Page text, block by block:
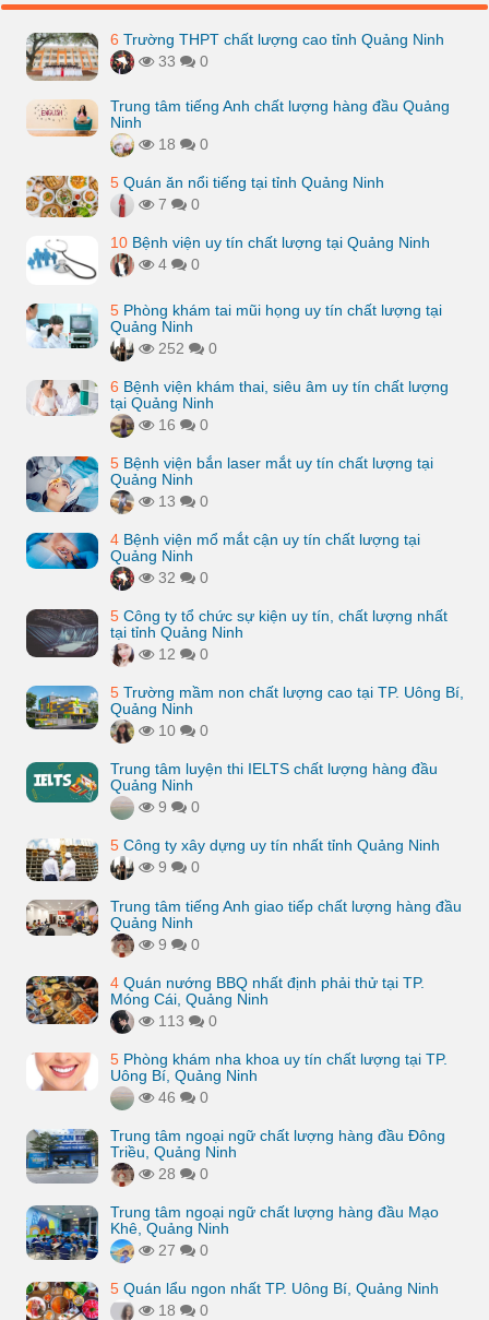
6 Trường THPT chất lượng cao tỉnh Quảng Ninh
33
0
Trung tâm tiếng Anh chất lượng hàng đầu Quảng
Ninh
18
0
5 Quán ăn nổi tiếng tại tỉnh Quảng Ninh
7
0
10 Bệnh viện uy tín chất lượng tại Quảng Ninh
4
0
5 Phòng khám tai mũi họng uy tín chất lượng tại
Quảng Ninh
252
0
6 Bệnh viện khám thai, siêu âm uy tín chất lượng
tại Quảng Ninh
16
0
5 Bệnh viện bắn laser mắt uy tín chất lượng tại
Quảng Ninh
13
0
4 Bệnh viện mổ mắt cận uy tín chất lượng tại
Quảng Ninh
32
0
5 Công ty tổ chức sự kiện uy tín, chất lượng nhất
tại tỉnh Quảng Ninh
12
0
5 Trường mầm non chất lượng cao tại TP. Uông Bí,
Quảng Ninh
10
0
Trung tâm luyện thi IELTS chất lượng hàng đầu
Quảng Ninh
9
0
5 Công ty xây dựng uy tín nhất tỉnh Quảng Ninh
9
0
Trung tâm tiếng Anh giao tiếp chất lượng hàng đầu
Quảng Ninh
9
0
4 Quán nướng BBQ nhất định phải thử tại TP.
Móng Cái, Quảng Ninh
113
0
5 Phòng khám nha khoa uy tín chất lượng tại TP.
Uông Bí, Quảng Ninh
46
0
Trung tâm ngoại ngữ chất lượng hàng đầu Đông
Triều, Quảng Ninh
28
0
Trung tâm ngoại ngữ chất lượng hàng đầu Mạo
Khê, Quảng Ninh
27
0
5 Quán lẩu ngon nhất TP. Uông Bí, Quảng Ninh
18
0